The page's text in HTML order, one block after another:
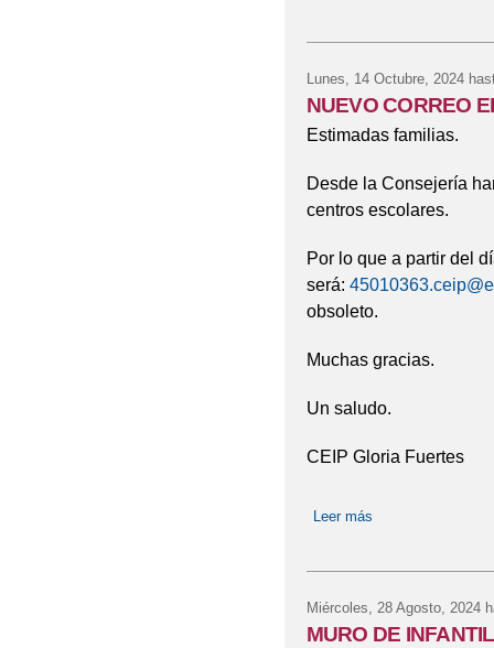
Lunes, 14 Octubre, 2024
NUEVO CORREO
Estimadas familias.
Desde la Consejería
centros escolares.
Por lo que a partir del
será:
obsoleto.
Muchas gracias.
Un saludo.
CEIP Gloria Fuertes
Leer más
Miércoles, 28 Agosto, 2024
MURO DE INFANTIL